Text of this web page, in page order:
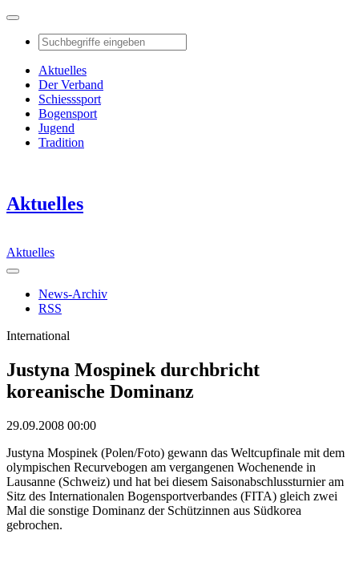
Aktuelles
Der Verband
Schiesssport
Bogensport
Jugend
Tradition
Aktuelles
Aktuelles
News-Archiv
RSS
International
Justyna Mospinek durchbricht
koreanische Dominanz
29.09.2008 00:00
Justyna Mospinek (Polen/Foto) gewann das Weltcupfinale mit dem
olympischen Recurvebogen am vergangenen Wochenende in
Lausanne (Schweiz) und hat bei diesem Saisonabschlussturnier am
Sitz des Internationalen Bogensportverbandes (FITA) gleich zwei
Mal die sonstige Dominanz der Schützinnen aus Südkorea
gebrochen.